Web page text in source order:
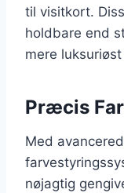
til visitkort.
holdbare end
mere
Præcis
Med
nøjagtig